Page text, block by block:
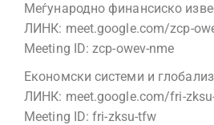
Меѓународно финансиско
ЛИНК: meet.google.com/zcp-
Meeting ID: zcp-owev-nme
Економски системи и
ЛИНК: meet.google.com/fri-
Meeting ID: fri-zksu-tfw